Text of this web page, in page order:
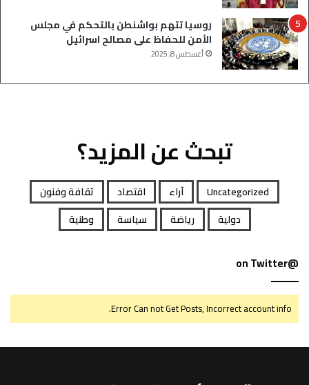
روسيا تتهم بواشنطن بالتحكم في مجلس
الأمن للحفاظ على مصالح اسرائيل
أغسطس 8, 2025
تبحث عن المزيد؟
Uncategorized آراء اقتصاد
ثقافة وفنون
دولية
رياضة سياسة وطنية
@on Twitter
Error Can not Get Posts, Incorrect account info.